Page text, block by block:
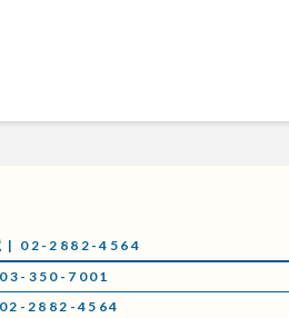
| 02-2882-4564
03-350-7001
02-2882-4564